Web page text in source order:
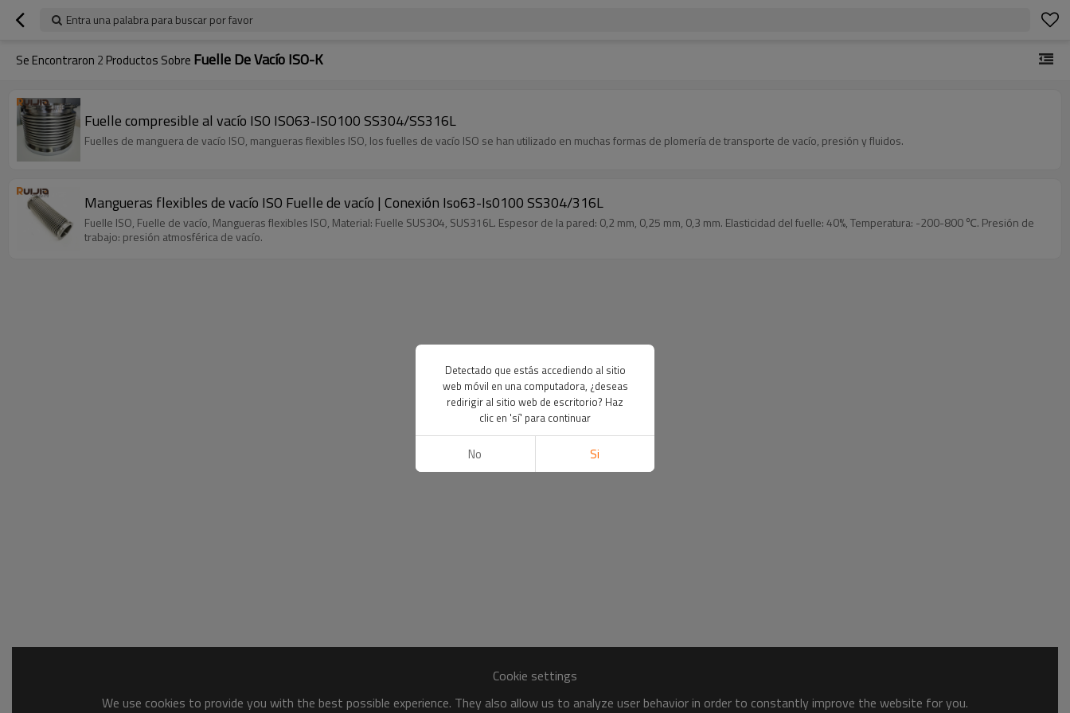
Entra una palabra para buscar por favor
Se Encontraron 2 Productos Sobre Fuelle De Vacío ISO-K
Fuelle compresible al vacío ISO ISO63-ISO100 SS304/SS316L
Fuelles de manguera de vacío ISO, mangueras flexibles ISO, los fuelles de vacío ISO se han utilizado en muchas formas de plomería de transporte de vacío, presión y fluidos.
Mangueras flexibles de vacío ISO Fuelle de vacío | Conexión Iso63-Is0100 SS304/316L
Fuelle ISO, Fuelle de vacío, Mangueras flexibles ISO, Material: Fuelle SUS304, SUS316L. Espesor de la pared: 0,2 mm, 0,25 mm, 0,3 mm. Elasticidad del fuelle: 40%, Temperatura: -200-800 ℃. Presión de
trabajo: presión atmosférica de vacío.
Cookie settings
We use cookies to provide you with the best possible experience. They also allow us to analyze user behavior in order to constantly improve the website for you.
Detectado que estás accediendo al sitio
web móvil en una computadora, ¿deseas
redirigir al sitio web de escritorio? Haz
clic en 'sí' para continuar
No Si